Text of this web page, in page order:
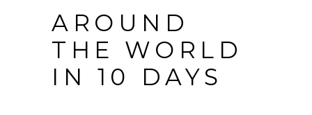
AROUND
THE WORLD
IN 10 DAYS